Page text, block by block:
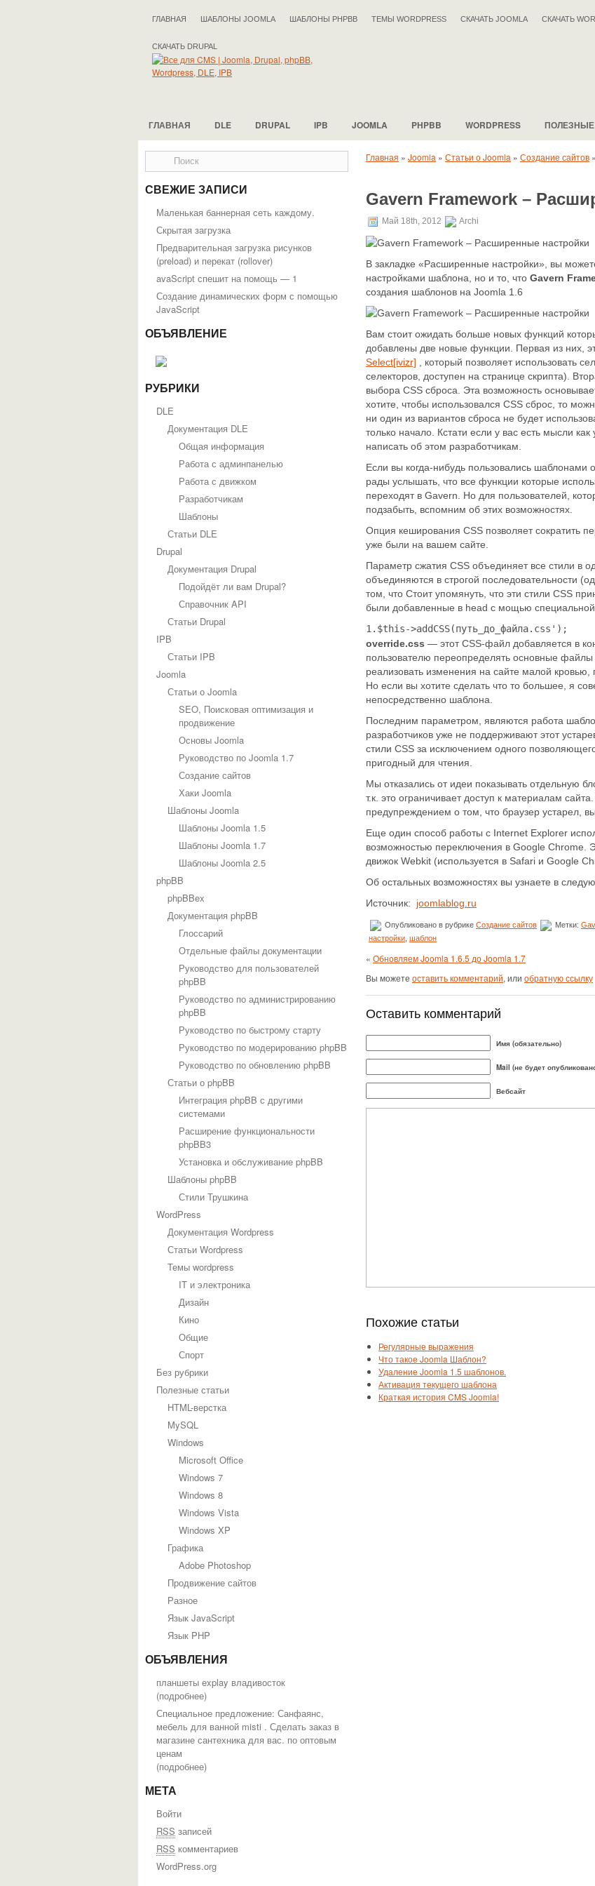
ГЛАВНАЯ ШАБЛОНЫ JOOMLA ШАБЛОНЫ PHPBB ТЕМЫ WORDPRESS СКАЧАТЬ JOOMLA СКАЧАТЬ
СКАЧАТЬ DRUPAL
ГЛАВНАЯ DLE DRUPAL IPB JOOMLA PHPBB WORDPRESS ПОЛЕЗНЫЕ
СВЕЖИЕ ЗАПИСИ
Маленькая баннерная сеть каждому.
Скрытая загрузка
Предварительная загрузка рисунков
(preload) и перекат (rollover)
avaScript спешит на помощь — 1
Создание динамических форм с помощью
JavaScript
ОБЪЯВЛЕНИЕ
РУБРИКИ
DLE
Документация DLE
Общая информация
Работа с админпанелью
Работа с движком
Разработчикам
Шаблоны
Статьи DLE
Drupal
Документация Drupal
Подойдёт ли вам Drupal?
Справочник API
Статьи Drupal
IPB
Статьи IPB
Joomla
Статьи о Joomla
SEO, Поисковая оптимизация и
продвижение
Основы Joomla
Руководство по Joomla 1.7
Создание сайтов
Хаки Joomla
Шаблоны Joomla
Шаблоны Joomla 1.5
Шаблоны Joomla 1.7
Шаблоны Joomla 2.5
phpBB
phpBBex
Документация phpBB
Глоссарий
Отдельные файлы документации
Руководство для пользователей
phpBB
Руководство по администрированию
phpBB
Руководство по быстрому старту
Руководство по модерированию phpBB
Руководство по обновлению phpBB
Статьи о phpBB
Интеграция phpBB с другими
системами
Расширение функциональности
phpBB3
Установка и обслуживание phpBB
Шаблоны phpBB
Стили Трушкина
WordPress
Документация Wordpress
Статьи Wordpress
Темы wordpress
IT и электроника
Дизайн
Кино
Общие
Спорт
Без рубрики
Полезные статьи
HTML-верстка
MySQL
Windows
Microsoft Office
Windows 7
Windows 8
Windows Vista
Windows XP
Графика
Adobe Photoshop
Продвижение сайтов
Разное
Язык JavaScript
Язык PHP
ОБЪЯВЛЕНИЯ
планшеты explay владивосток
(подробнее)
Специальное предложение: Санфаянс,
мебель для ванной misti . Сделать заказ в
магазине сантехника для вас. по оптовым
ценам
(подробнее)
МЕТА
Войти
RSS записей
RSS комментариев
WordPress.org
Главная » Joomla » Статьи о Joomla » Создание сайтов »
Gavern Framework –
Май 18th, 2012 Archi
В закладке «Расширенные настройки», вы
настройками шаблона, но и то, что Gavern
создания шаблонов на Joomla 1.6
Вам стоит ожидать больше новых функций
добавлены две новые функции. Первая из них,
Select[ivizr] , который позволяет использовать
селекторов, доступен на странице скрипта).
выбора CSS сброса. Эта возможность
хотите, чтобы использовался CSS сброс, то
ни один из вариантов сброса не будет
только начало. Кстати если у вас есть мысли
написать об этом разработчикам.
Если вы когда-нибудь пользовались шаблонами
рады услышать, что все функции которые
переходят в Gavern. Но для пользователей,
подзабыть, вспомним об этих возможностях.
Опция кеширования CSS позволяет сократить
уже были на вашем сайте.
Параметр сжатия CSS объединяет все стили в
объединяются в строгой последовательности
том, что Стоит упомянуть, что эти стили CSS
были добавленные в head с мощью
1. $this->addCSS(путь_до_файла.css');
override.css — этот CSS-файл добавляется в
пользователю переопределять основные
реализовать изменения на сайте малой кровью,
Но если вы хотите сделать что то большее, я
непосредственно шаблона.
Последним параметром, являются работа
разработчиков уже не поддерживают этот
стили CSS за исключением одного
пригодный для чтения.
Мы отказались от идеи показывать отдельную
т.к. это ограничивает доступ к материалам
предупреждением о том, что браузер устарел,
Еще один способ работы с Internet Explorer
возможностью переключения в Google Chrome.
движок Webkit (используется в Safari и Google
Об остальных возможностях вы узнаете в
Источник: joomlablog.ru
Опубликовано в рубрике Создание сайтов Метки:
настройки шаблон
« Обновляем Joomla 1.6.5 до Joomla 1.7
Вы можете оставить комментарий, или обратную ссылку
Оставить комментарий
Имя (обязательно)
Mail (не будет
Вебсайт
Похожие статьи
Регулярные выражения
Что такое Joomla Шаблон?
Удаление Joomla 1.5 шаблонов.
Активация текущего шаблона
Краткая история CMS Joomla!